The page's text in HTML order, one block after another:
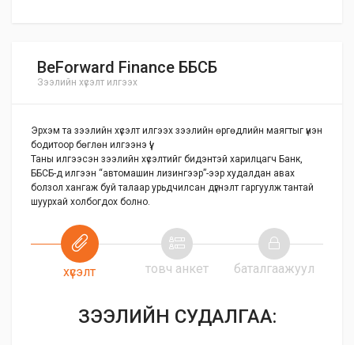
BeForward Finance ББСБ
Зээлийн хүсэлт илгээх
Эрхэм та зээлийн хүсэлт илгээх зээлийн өргөдлийн маягтыг үнэн
бодитоор бөглөн илгээнэ үү!
Таны илгээсэн зээлийн хүсэлтийг бидэнтэй харилцагч Банк,
ББСБ-д илгээн “автомашин лизингээр”-ээр худалдан авах
болзол хангаж буй талаар урьдчилсан дүгнэлт гаргуулж тантай
шуурхай холбогдох болно.
хүсэлт товч анкет баталгаажуул
ЗЭЭЛИЙН СУДАЛГАА: